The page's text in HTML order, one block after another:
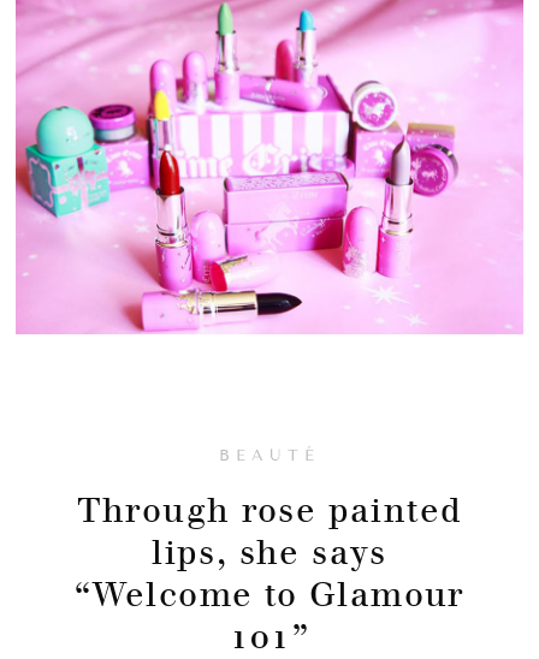
BEAUTÉ
Through rose painted
lips, she says
“Welcome to Glamour
101”